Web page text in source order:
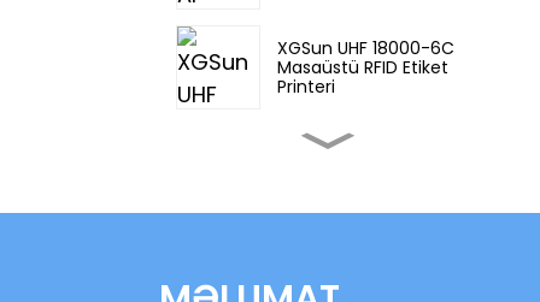
XGSun UHF 18000-6C
Masaüstü RFID Etiket
Printeri